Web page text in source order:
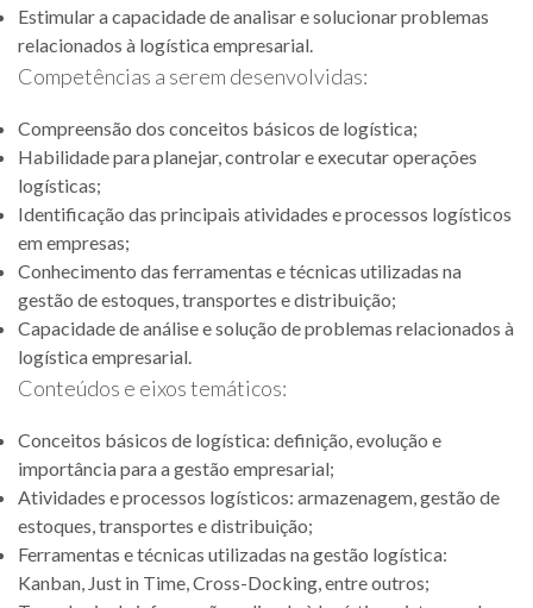
Estimular a capacidade de analisar e solucionar problemas
relacionados à logística empresarial.
Competências a serem desenvolvidas:
Compreensão dos conceitos básicos de logística;
Habilidade para planejar, controlar e executar operações
logísticas;
Identificação das principais atividades e processos logísticos
em empresas;
Conhecimento das ferramentas e técnicas utilizadas na
gestão de estoques, transportes e distribuição;
Capacidade de análise e solução de problemas relacionados à
logística empresarial.
Conteúdos e eixos temáticos:
Conceitos básicos de logística: definição, evolução e
importância para a gestão empresarial;
Atividades e processos logísticos: armazenagem, gestão de
estoques, transportes e distribuição;
Ferramentas e técnicas utilizadas na gestão logística:
Kanban, Just in Time, Cross-Docking, entre outros;